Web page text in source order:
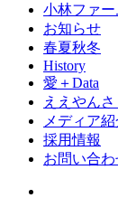
小林ファー
お知らせ
春夏秋冬
History
愛＋Data
ええやん
メディア紹
採用情報
お問い合わ